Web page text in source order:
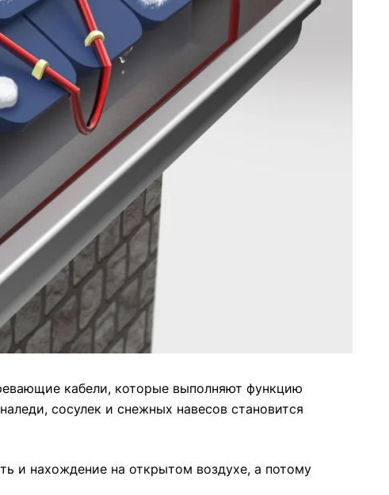
кабели, которые выполняют функцию
сосулек и снежных навесов становится
и нахождение на открытом воздухе, а потому